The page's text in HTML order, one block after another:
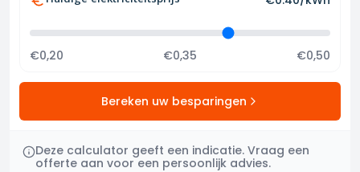
€0,20 €0,35 €0,50
Bereken uw besparingen
Deze calculator geeft een indicatie. Vraag een
offerte aan voor een persoonlijk advies.